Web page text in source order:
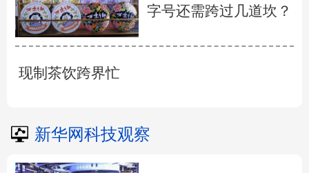
字号还需跨过几道坎？
现制茶饮跨界忙
新华网科技观察